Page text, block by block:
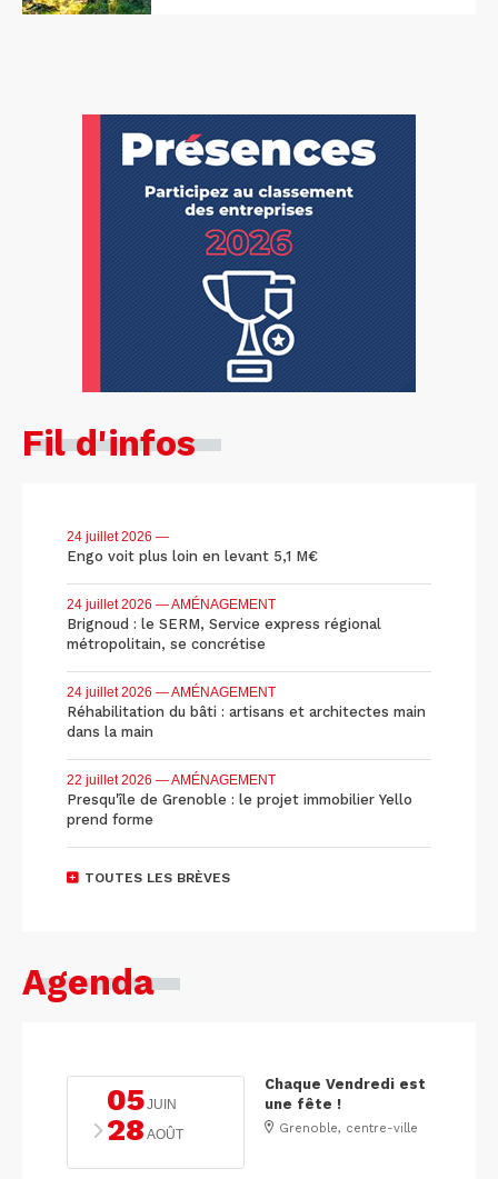
Fil d'infos
24 juillet 2026 —
Engo voit plus loin en levant 5,1 M€
24 juillet 2026 — AMÉNAGEMENT
Brignoud : le SERM, Service express régional
métropolitain, se concrétise
24 juillet 2026 — AMÉNAGEMENT
Réhabilitation du bâti : artisans et architectes main
dans la main
22 juillet 2026 — AMÉNAGEMENT
Presqu'île de Grenoble : le projet immobilier Yello
prend forme
TOUTES LES BRÈVES
Agenda
05JUIN
28 AOÛT
Chaque Vendredi est
une fête !
Grenoble, centre-ville